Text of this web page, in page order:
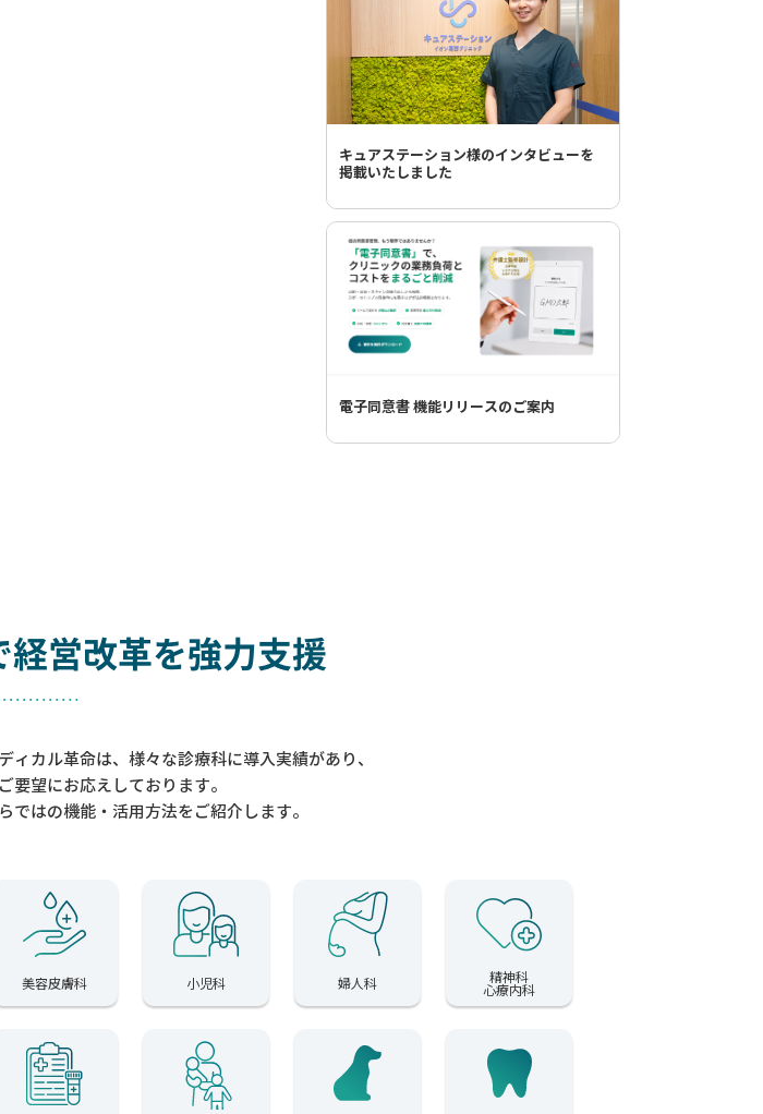
キュアステーション様のインタビューを
掲載いたしました
電子同意書 機能リリースのご案内
経営改革を強力支援
カル革命は、様々な診療科に導入実績があり、
要望にお応えしております。
ではの機能・活用方法をご紹介します。
美容皮膚科 小児科 婦人科 精神科
心療内科